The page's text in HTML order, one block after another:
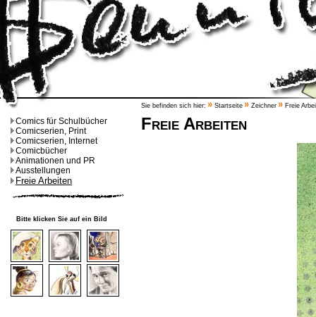
Comics für Schulbücher
Comicserien, Print
Comicserien, Internet
Comicbücher
Animationen und PR
Ausstellungen
Freie Arbeiten
Bitte klicken Sie auf ein Bild
Sie befinden sich hier: Startseite Zeichner Freie
Freie Arbeiten